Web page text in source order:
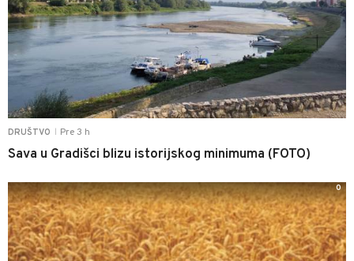
DRUŠTVO Pre 3 h
Sava u Gradišci blizu istorijskog minimuma (FOTO)
0